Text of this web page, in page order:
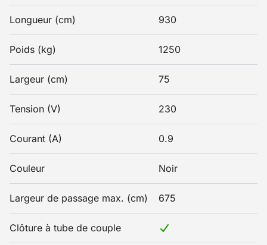
Longueur (cm) 930
Poids (kg) 1250
Largeur (cm) 75
Tension (V) 230
Courant (A) 0.9
Couleur Noir
Largeur de passage max. (cm) 675
Clôture à tube de couple